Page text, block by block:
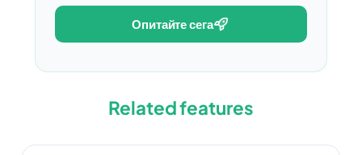
опитайте сега
Related features